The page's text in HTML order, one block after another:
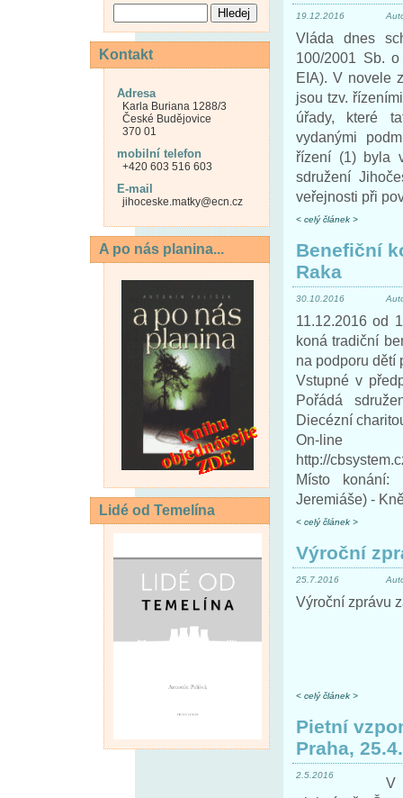
19.12.2016
Vláda dnes
100/2001 Sb.
EIA). V novele
jsou tzv.
úřady, které
vydanými
řízení (1) byla
sdružení
veřejnosti při
< celý článek >
Benefiční
Raka
30.10.2016
11.12.2016 od
koná tradiční
na podporu dětí
Vstupné v
Pořádá
Diecézní
On-
http://
Místo
Jeremiáše) -
< celý článek >
Výroční
25.7.2016
Výroční zprávu
< celý článek >
Pietní
Praha,
2.5.2016
V
Kontakt
Adresa
Karla Buriana 1288/3
České Budějovice
370 01
mobilní telefon
+420 603 516 603
E-mail
jihoceske.matky@ecn.cz
A po nás planina...
Lidé od Temelína